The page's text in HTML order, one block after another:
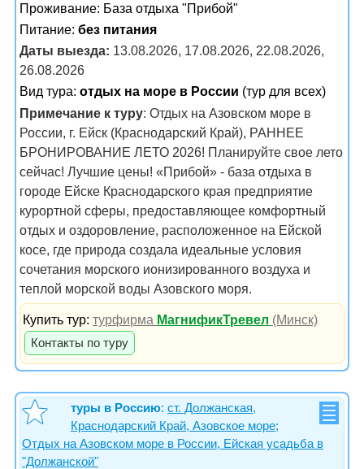
Проживание: База отдыха "Прибой"
Питание: без питания
Даты выезда: 13.08.2026, 17.08.2026, 22.08.2026,
26.08.2026
Вид тура: отдых на море в России (тур для всех)
Примечание к туру: Отдых на Азовском море в
России, г. Ейск (Краснодарский Край), РАННЕЕ
БРОНИРОВАНИЕ ЛЕТО 2026! Планируйте свое лето
сейчас! Лучшие цены! «Прибой» - база отдыха в
городе Ейске Краснодарского края предприятие
курортной сферы, предоставляющее комфортный
отдых и оздоровление, расположенное на Ейской
косе, где природа создала идеальные условия
сочетания морского ионизированного воздуха и
теплой морской воды Азовского моря.
Купить тур:турфирма МагнификТревел (Минск)
Контакты по туру
туры в Россию: ст. Должанская,
Краснодарский Край, Азовское море;
Отдых на Азовском море в России, Ейская усадьба в
"Должанской"